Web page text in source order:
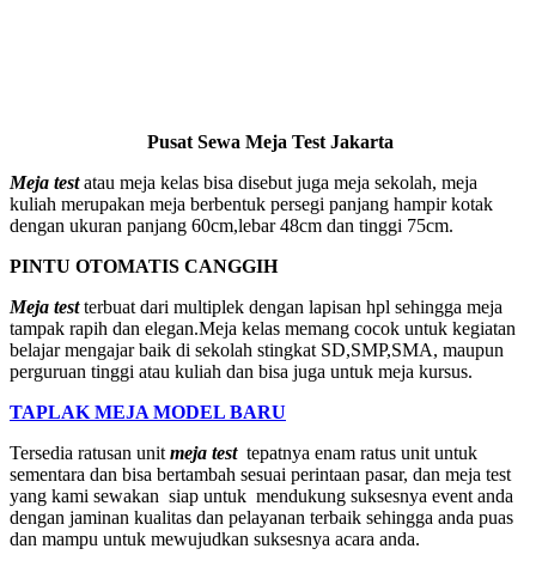
Pusat Sewa Meja Test Jakarta
Meja testatau meja kelas bisa disebut juga meja sekolah, meja
kuliah merupakan meja berbentuk persegi panjang hampir kotak
dengan ukuran panjang 60cm,lebar 48cm dan tinggi 75cm.
PINTU OTOMATIS CANGGIH
Meja testterbuat dari multiplek dengan lapisan hpl sehingga meja
tampak rapih dan elegan.Meja kelas memang cocok untuk kegiatan
belajar mengajar baik di sekolah stingkat SD,SMP,SMA, maupun
perguruan tinggi atau kuliah dan bisa juga untuk meja kursus.
TAPLAK MEJA MODEL BARU
Tersedia ratusan unit meja testtepatnya enam ratus unit untuk
sementara dan bisa bertambah sesuai perintaan pasar, dan meja test
yang kami sewakan siap untuk mendukung suksesnya event anda
dengan jaminan kualitas dan pelayanan terbaik sehingga anda puas
dan mampu untuk mewujudkan suksesnya acara anda.